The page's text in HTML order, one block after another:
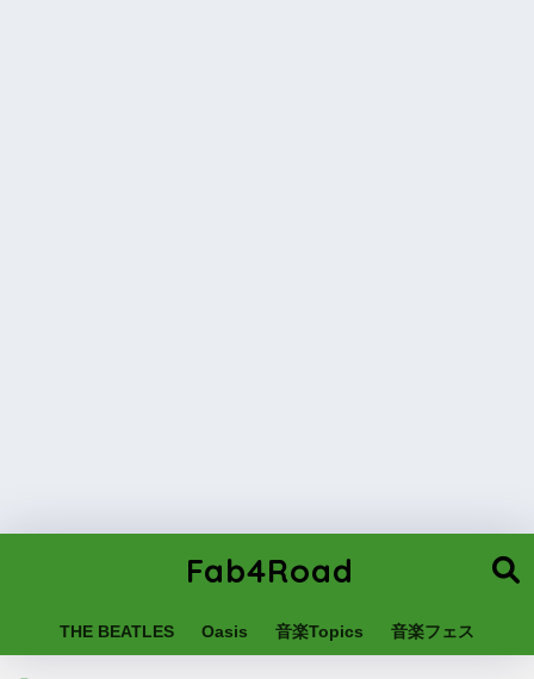
Fab4Road
THE BEATLES Oasis 音楽Topics 音楽フェス